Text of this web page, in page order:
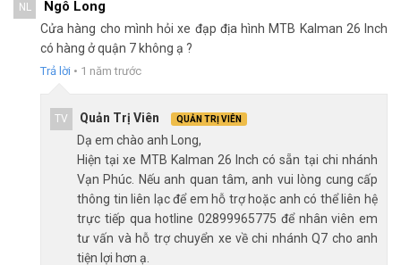
thời gian để chăm sóc cho chiếc xe đạp của mình. Đùi đĩa chất
liệu hợp kim thép với cốt vuông và đạn bạc đem đến độ bền và
khả năng chịu lực.
Bánh xe 26 inch bám đường tốt
Lốp xe đạp địa hình MTB Kalman có rãnh sâu và nhiều gai cùng
kích thước bánh 26 inch giúp xe bám đường tốt hơn, dễ dàng di
chuyển qua các chướng ngại vật nên xe có thể di chuyển trên
nhiều dạng địa hình khác nhau. Đồng thời, kích thước bánh lớn
còn hỗ trợ xe duy trì tốc độ tốc hơn cho những chuyến di dài
thêm phần êm ái, mượt mà.
NL Ngô Long
Cửa hàng cho mình hỏi xe đạp địa hình MTB Kalman 26 Inch
có hàng ở quận 7 không ạ ?
Trả lời • 1 năm trước
TV Quản Trị Viên QUẢN TRỊ VIÊN
Dạ em chào anh Long,
Hiện tại xe MTB Kalman 26 Inch có sẵn tại chi nhánh
Vạn Phúc. Nếu anh quan tâm, anh vui lòng cung cấp
thông tin liên lạc để em hỗ trợ hoặc anh có thể liên hệ
trực tiếp qua hotline 02899965775 để nhân viên em
tư vấn và hỗ trợ chuyển xe về chi nhánh Q7 cho anh
tiện lợi hơn ạ.